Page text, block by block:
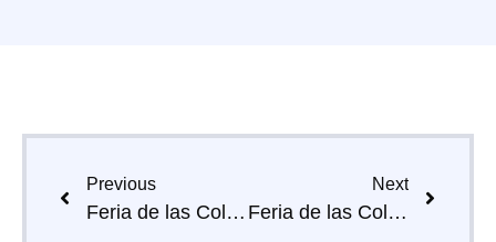
Previous
Feria de las Colectividades 2024.
Next
Feria de las Colectividades 2026